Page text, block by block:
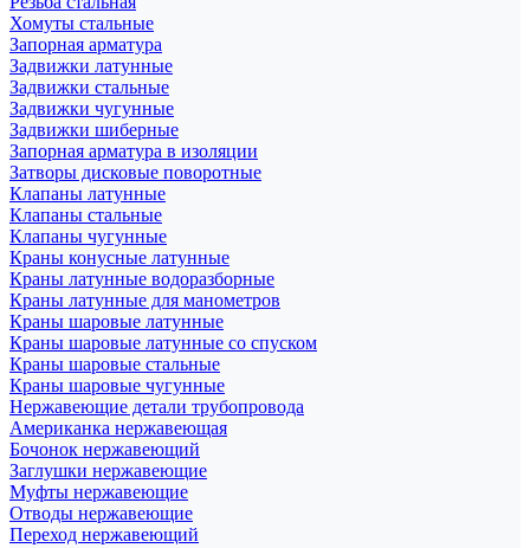
Хомуты стальные
Запорная арматура
Задвижки латунные
Задвижки стальные
Задвижки чугунные
Задвижки шиберные
Запорная арматура в изоляции
Затворы дисковые поворотные
Клапаны латунные
Клапаны стальные
Клапаны чугунные
Краны конусные латунные
Краны латунные водоразборные
Краны латунные для манометров
Краны шаровые латунные
Краны шаровые латунные со спуском
Краны шаровые стальные
Краны шаровые чугунные
Нержавеющие детали трубопровода
Американка нержавеющая
Бочонок нержавеющий
Заглушки нержавеющие
Муфты нержавеющие
Отводы нержавеющие
Переход нержавеющий